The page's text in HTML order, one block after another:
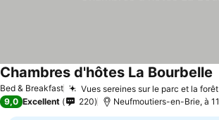
Bed & Breakfast Vues sereines sur le parc et la forêt
Chambres d'hôtes La Bourbelle
9,0 Excellent 220